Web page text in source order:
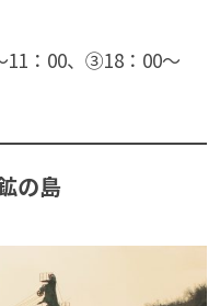
：00、③18：00〜
の島